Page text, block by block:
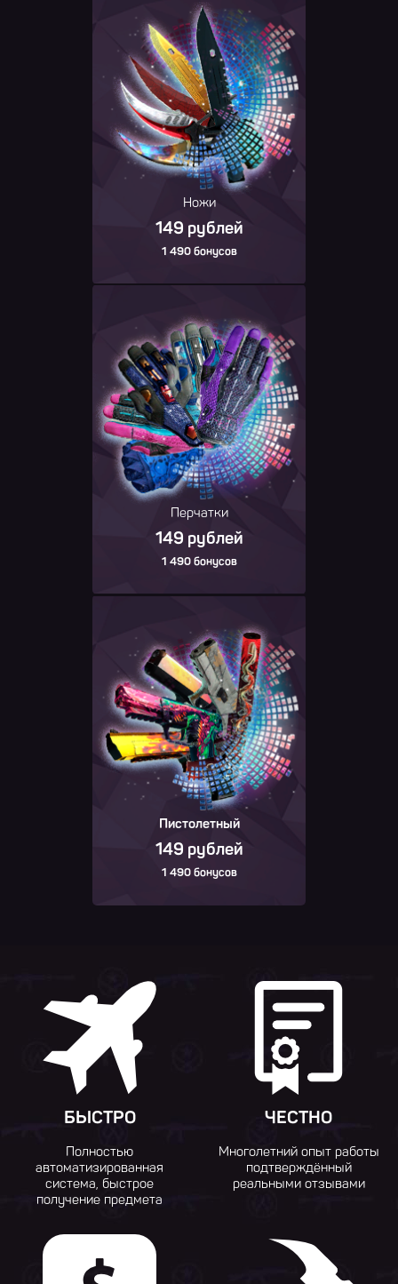
Ножи
149 рублей
1 490 бонусов
Перчатки
149 рублей
1 490 бонусов
Пистолетный
149 рублей
1 490 бонусов
БЫСТРО
Полностью
автоматизированная
система, быстрое
получение предмета
ЧЕСТНО
Многолетний опыт работы
подтверждённый
реальными отзывами